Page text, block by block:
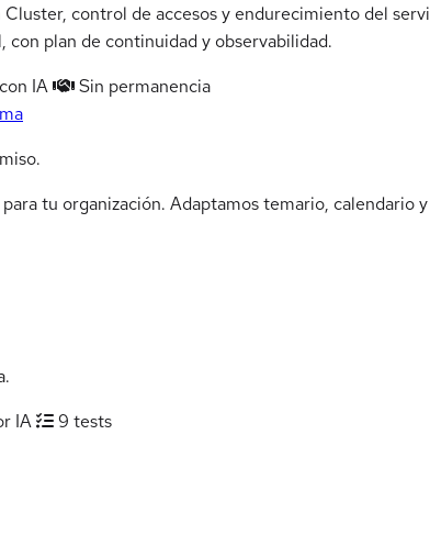
control de accesos y endurecimiento del
plan de continuidad y observabilidad.
IA
Sin permanencia
tu organización. Adaptamos temario,
IA 9 tests